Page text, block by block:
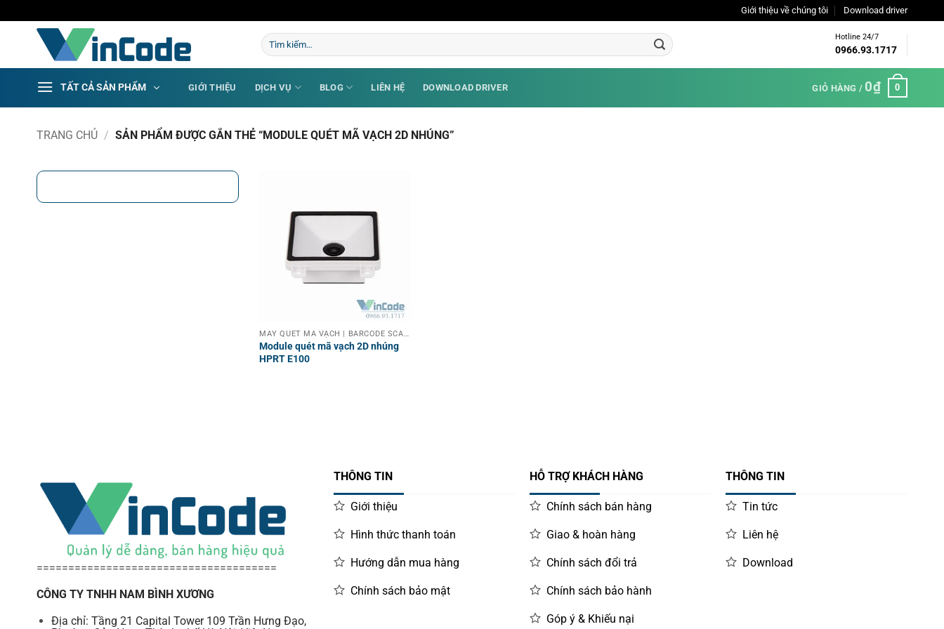
qua
Giới thiệu về chúng tôi Download driver
Tìm
kiếm:
Hotline 24/7
0966.93.1717
TẤT CẢ SẢN PHẨM GIỚI THIỆU DỊCH VỤ BLOG LIÊN HỆ DOWNLOAD DRIVER GIỎ HÀNG / 0₫ 0
TRANG CHỦ / SẢN PHẨM ĐƯỢC GẮN THẺ “MODULE QUÉT MÃ VẠCH 2D NHÚNG”
MÁY QUÉT MÃ VẠCH | BARCODE SCANNER
Module quét mã vạch 2D nhúng
HPRT E100
======================================
CÔNG TY TNHH NAM BÌNH XƯƠNG
Địa chỉ: Tầng 21 Capital Tower 109 Trần Hưng Đạo,
THÔNG TIN
Giới thiệu
Hình thức thanh toán
Hướng dẫn mua hàng
Chính sách bảo mật
HỖ TRỢ KHÁCH HÀNG
Chính sách bán hàng
Giao & hoàn hàng
Chính sách đổi trả
Chính sách bảo hành
Góp ý & Khiếu nại
THÔNG TIN
Tin tức
Liên hệ
Download